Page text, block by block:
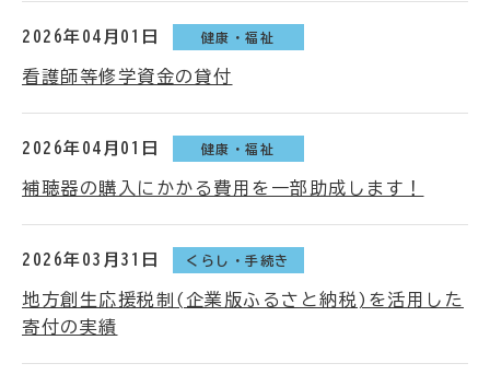
2026年04月01日 健康・福祉
看護師等修学資金の貸付
2026年04月01日 健康・福祉
補聴器の購入にかかる費用を一部助成します！
2026年03月31日 くらし・手続き
地方創生応援税制(企業版ふるさと納税)を活用した
寄付の実績